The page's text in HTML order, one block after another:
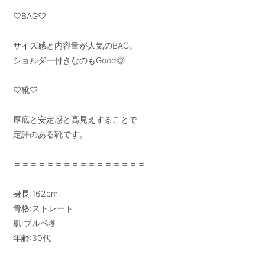
♡BAG♡
サイズ感と内容量が人気のBAG。
ショルダー付きなのもGood◎
♡靴♡
厚底と安定感と高見えすることで
定評のある靴です。
＝＝＝＝＝＝＝＝＝＝＝＝＝＝＝＝
身長:162cm
骨格:ストレート
肌:ブルベ冬
年齢:30代